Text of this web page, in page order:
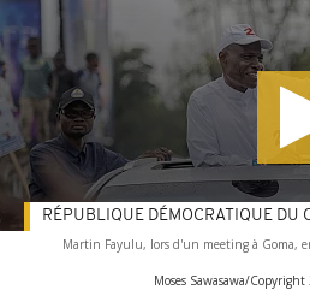
Martin Fayulu, lors d'un meeting à Goma,
Moses Sawasawa/
RÉPUBLIQUE DÉMOCRATIQUE DU